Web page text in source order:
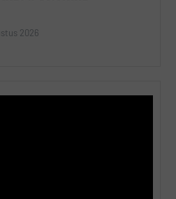
2026